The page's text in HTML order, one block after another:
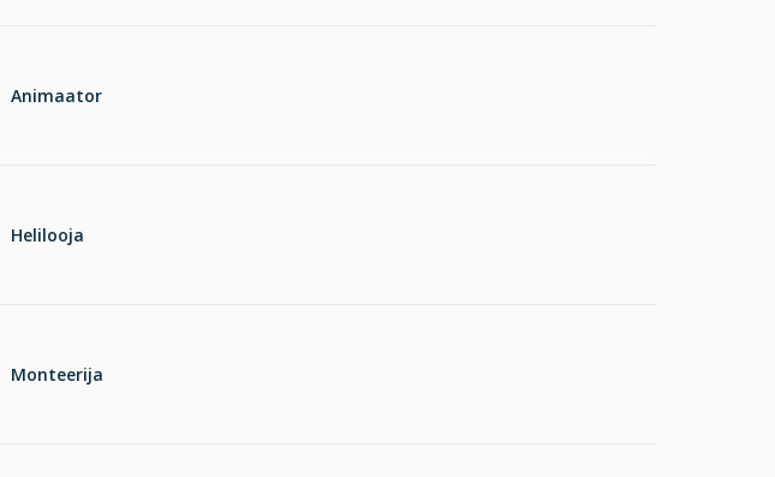
Animaator
Helilooja
Monteerija